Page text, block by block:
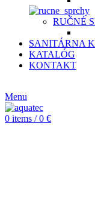
RUČNÉ
SANITÁRNA
KATALÓG
KONTAKT
Menu
0 items / 0 €